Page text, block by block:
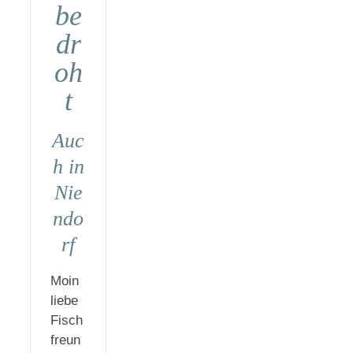
be
dr
oh
t
Auc
h in
Nie
ndo
rf
Moin
liebe
Fisch
freun